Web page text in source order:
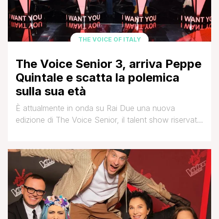
THE VOICE OF ITALY
The Voice Senior 3, arriva Peppe
Quintale e scatta la polemica
sulla sua età
È attualmente in onda su Rai Due una nuova
edizione di The Voice Senior, il talent show riservato
milioni di telespettatori. La giuria, in particolare,
durante la serata, è rimasta colpita da una voce
molto [']